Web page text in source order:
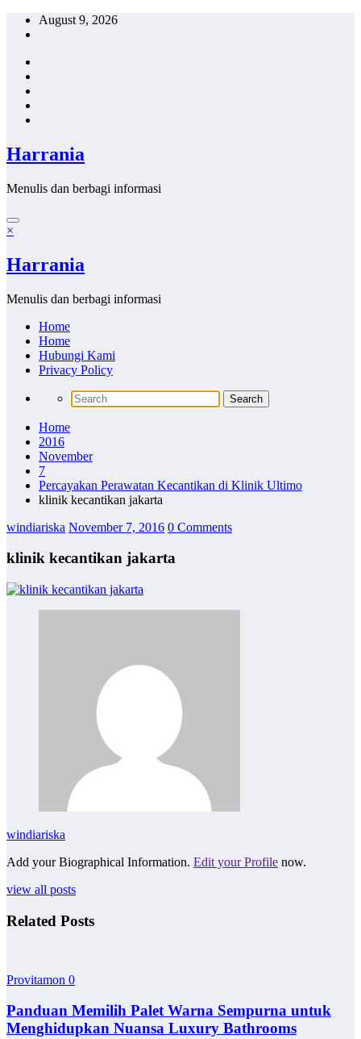
Skip
August 9, 2026
Harrania
Menulis dan berbagi informasi
×
Harrania
Menulis dan berbagi informasi
Home
Home
Hubungi Kami
Privacy Policy
Home
2016
November
7
Percayakan Perawatan Kecantikan di Klinik Ultimo
klinik kecantikan jakarta
windiariska November 7, 2016 0 Comments
klinik kecantikan jakarta
windiariska
Add your Biographical Information. Edit your Profile now.
view all posts
Related Posts
Provitamon 0
Panduan Memilih Palet Warna Sempurna untuk
Menghidupkan Nuansa Luxury Bathrooms